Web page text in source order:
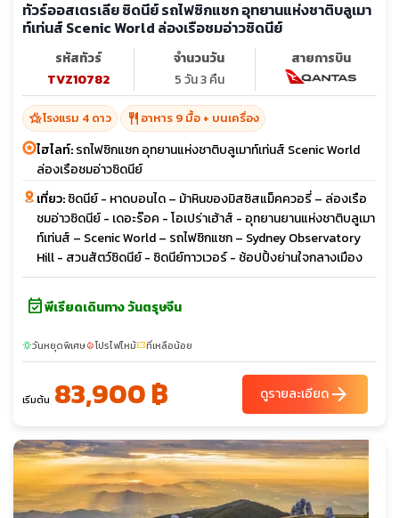
ทัวร์ออสเตรเลีย ซิดนีย์ รถไฟซิกแซก อุทยานแห่งชาติบลูเมา
ท์เท่นส์ Scenic World ล่องเรือชมอ่าวซิดนีย์
รหัสทัวร์
TVZ10782
จำนวนวัน
5 วัน 3 คืน
สายการบิน
hotel_classโรงแรม 4 ดาว restaurant อาหาร 9 มื้อ + บนเครื่อง
ไฮไลท์:รถไฟซิกแซก อุทยานแห่งชาติบลูเมาท์เท่นส์ Scenic World
ล่องเรือชมอ่าวซิดนีย์
เที่ยว:ซิดนีย์ - หาดบอนได – ม้าหินของมิสซิสแม็คควอรี่ – ล่องเรือ
ชมอ่าวซิดนีย์ - เดอะร๊อค - โอเปร่าเฮ้าส์ - อุทยานยานแห่งชาติบลูเมา
ท์เท่นส์ – Scenic World – รถไฟซิกแซก – Sydney Observatory
Hill - สวนสัตว์ซิดนีย์ - ซิดนีย์ทาวเวอร์ - ช้อปปิ้งย่านใจกลางเมือง
event_availableพีเรียดเดินทาง วันตรุษจีน
sunnyวันหยุดพิเศษlocal_fire_departmentโปรไฟไหม้confirmation_numberที่เหลือน้อย
เริ่มต้น 83,900 ฿ ดูรายละเอียดarrow_forward